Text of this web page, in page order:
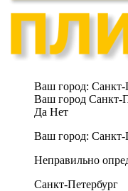
Ваш город: Санкт-
Ваш город Санкт-
Да Нет
Ваш город: Санкт-
Неправильно
Санкт-Петербург